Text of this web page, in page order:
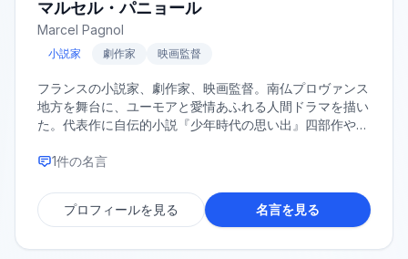
マルセル・パニョール
Marcel Pagnol
小説家 劇作家 映画監督
フランスの小説家、劇作家、映画監督。南仏プロヴァンス
地方を舞台に、ユーモアと愛情あふれる人間ドラマを描い
た。代表作に自伝的小説『少年時代の思い出』四部作や、
セーズ会員。
1件の名言
プロフィールを見る 名言を見る